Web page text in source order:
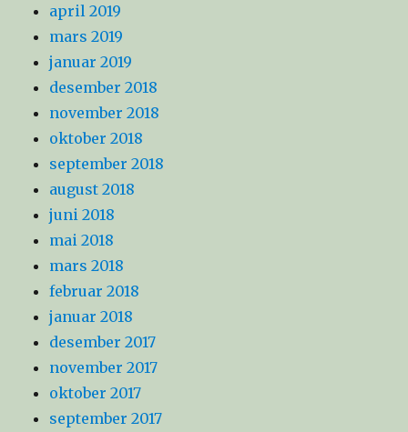
april 2019
mars 2019
januar 2019
desember 2018
november 2018
oktober 2018
september 2018
august 2018
juni 2018
mai 2018
mars 2018
februar 2018
januar 2018
desember 2017
november 2017
oktober 2017
september 2017